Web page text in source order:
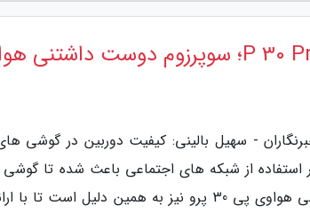
جزیره، خبرنگاران - سهیل بالینی: کیفیت دوربین در
از شبکه های اجتماعی باعث شده تا گوشی
داشته باشند. هدف اصلی هواوی پی 30 پرو نیز به